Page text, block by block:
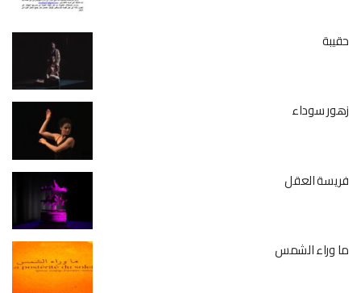
حقيبة
زهور سوداء
فريسة العقل
ما وراء الشمس